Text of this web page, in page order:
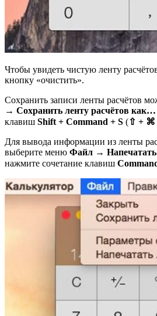
Чтобы увидеть чистую ленту
кнопку «очистить».
Сохранить записи ленты расчётов
→ Сохранить ленту расчётов как…
клавиш Shift + Command + S (⇧ + ⌘
Для вывода информации из ленты
выберите меню Файл → Напечатать
нажмите сочетание клавиш